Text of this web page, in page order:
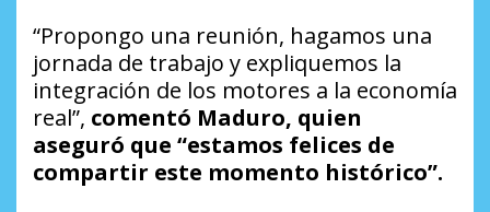
“Propongo una reunión, hagamos una
jornada de trabajo y expliquemos la
integración de los motores a la economía
real”, comentó Maduro, quien
aseguró que “estamos felices de
compartir este momento histórico”.